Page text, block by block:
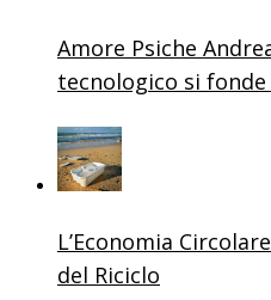
Amore Psiche
tecnologico si
L’Economia
del Riciclo